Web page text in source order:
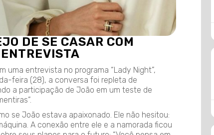
DE SE CASAR COM
uma entrevista no programa “Lady Night”,
feira (28), a conversa foi repleta de
a participação de João em um teste de
se João estava apaixonado. Ele não hesitou:
A conexão entre ele e a namorada ficou